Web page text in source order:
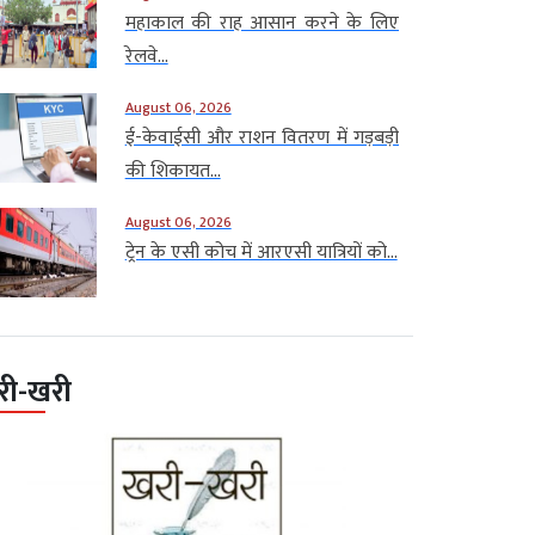
महाकाल की राह आसान करने के लिए
रेलवे...
August 06, 2026
ई-केवाईसी और राशन वितरण में गड़बड़ी
की शिकायत...
August 06, 2026
ट्रेन के एसी कोच में आरएसी यात्रियों को...
खरी